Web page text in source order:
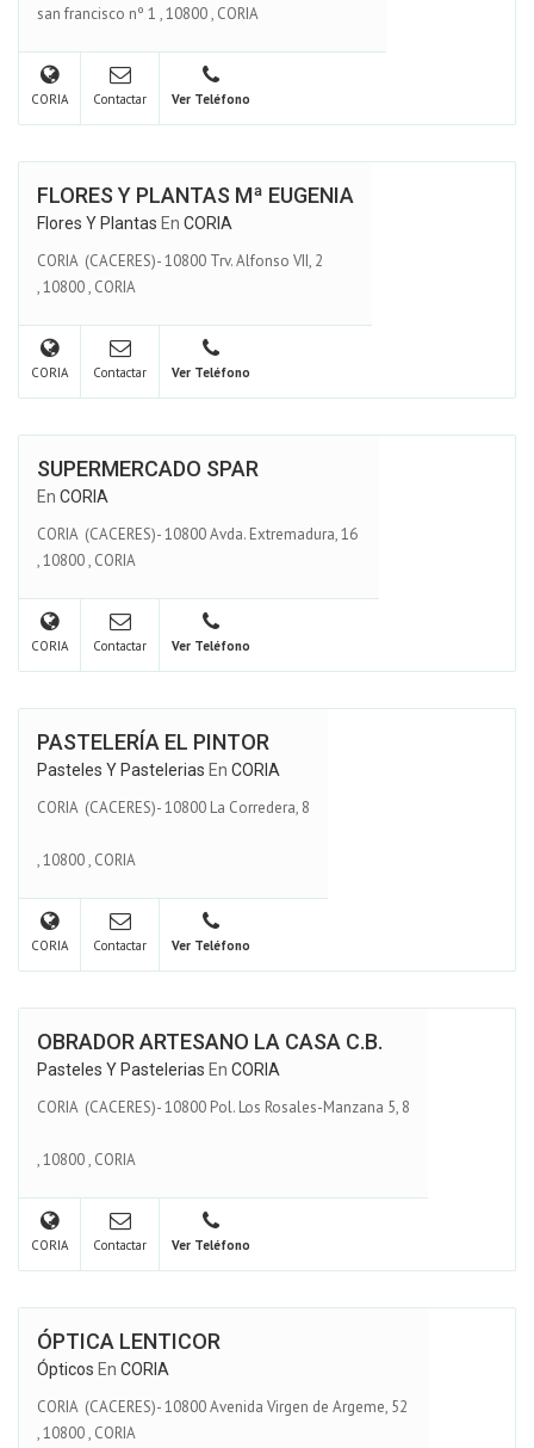
san francisco nº 1 ,10800, CORIA
CORIA Contactar Ver Teléfono
FLORES Y PLANTAS Mª EUGENIA
Flores Y Plantas En CORIA
CORIA (CACERES)- 10800 Trv. Alfonso VII, 2
,10800, CORIA
CORIA Contactar Ver Teléfono
SUPERMERCADO SPAR
En CORIA
CORIA (CACERES)- 10800 Avda. Extremadura, 16
,10800, CORIA
CORIA Contactar Ver Teléfono
PASTELERÍA EL PINTOR
Pasteles Y Pastelerias En CORIA
CORIA (CACERES)- 10800 La Corredera, 8
,10800, CORIA
CORIA Contactar Ver Teléfono
OBRADOR ARTESANO LA CASA C.B.
Pasteles Y Pastelerias En CORIA
CORIA (CACERES)- 10800 Pol. Los Rosales-Manzana 5, 8
,10800, CORIA
CORIA Contactar Ver Teléfono
ÓPTICA LENTICOR
Ópticos En CORIA
CORIA (CACERES)- 10800 Avenida Virgen de Argeme, 52
,10800, CORIA